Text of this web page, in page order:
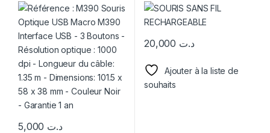
د.ت
د.ت
Ajouter à la liste de
souhaits